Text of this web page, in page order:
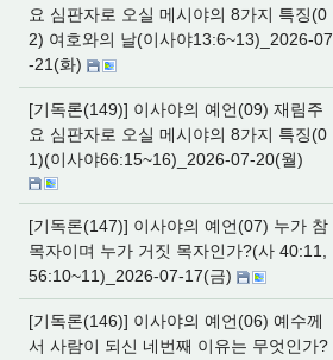
요 심판자로 오실 메시야의 8가지 특징(0
2) 여호와의 날(이사야13:6~13)_2026-07
-21(화)
[기독론(149)] 이사야의 예언(09) 재림주
요 심판자로 오실 메시야의 8가지 특징(0
1)(이사야66:15~16)_2026-07-20(월)
[기독론(147)] 이사야의 예언(07) 누가 참
목자이며 누가 거짓 목자인가?(사 40:11,
56:10~11)_2026-07-17(금)
[기독론(146)] 이사야의 예언(06) 예수께
서 사람이 되신 네번째 이유는 무엇인가?